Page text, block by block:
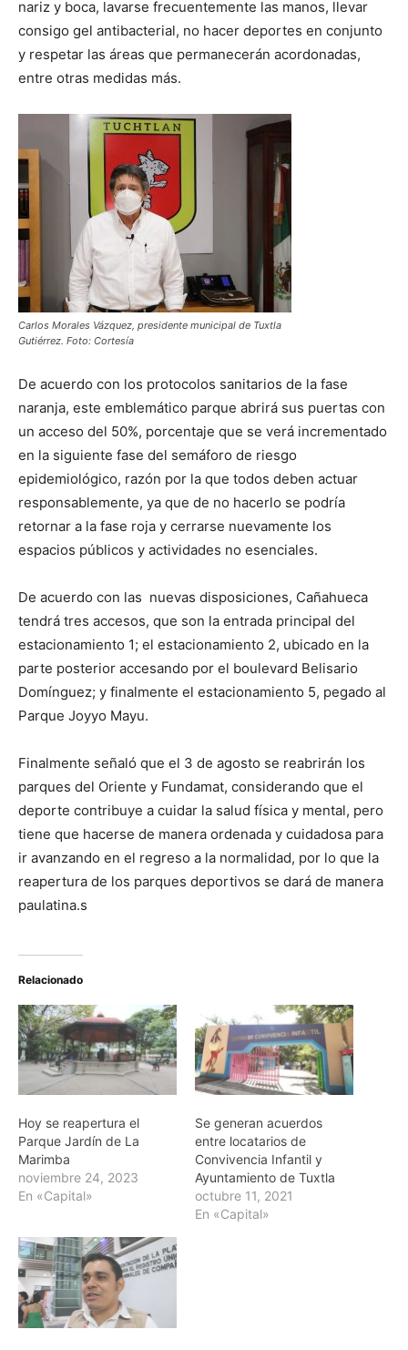
nariz y boca, lavarse frecuentemente las manos, llevar
consigo gel antibacterial, no hacer deportes en conjunto
y respetar las áreas que permanecerán acordonadas,
entre otras medidas más.
Carlos Morales Vázquez, presidente municipal de Tuxtla
Gutiérrez. Foto: Cortesía
De acuerdo con los protocolos sanitarios de la fase
naranja, este emblemático parque abrirá sus puertas con
un acceso del 50%, porcentaje que se verá incrementado
en la siguiente fase del semáforo de riesgo
epidemiológico, razón por la que todos deben actuar
responsablemente, ya que de no hacerlo se podría
retornar a la fase roja y cerrarse nuevamente los
espacios públicos y actividades no esenciales.
De acuerdo con las nuevas disposiciones, Cañahueca
tendrá tres accesos, que son la entrada principal del
estacionamiento 1; el estacionamiento 2, ubicado en la
parte posterior accesando por el boulevard Belisario
Domínguez; y finalmente el estacionamiento 5, pegado al
Parque Joyyo Mayu.
Finalmente señaló que el 3 de agosto se reabrirán los
parques del Oriente y Fundamat, considerando que el
deporte contribuye a cuidar la salud física y mental, pero
tiene que hacerse de manera ordenada y cuidadosa para
ir avanzando en el regreso a la normalidad, por lo que la
reapertura de los parques deportivos se dará de manera
paulatina.s
Relacionado
Hoy se reapertura el
Parque Jardín de La
Marimba
noviembre 24, 2023
En «Capital»
Se generan acuerdos
entre locatarios de
Convivencia Infantil y
Ayuntamiento de Tuxtla
octubre 11, 2021
En «Capital»